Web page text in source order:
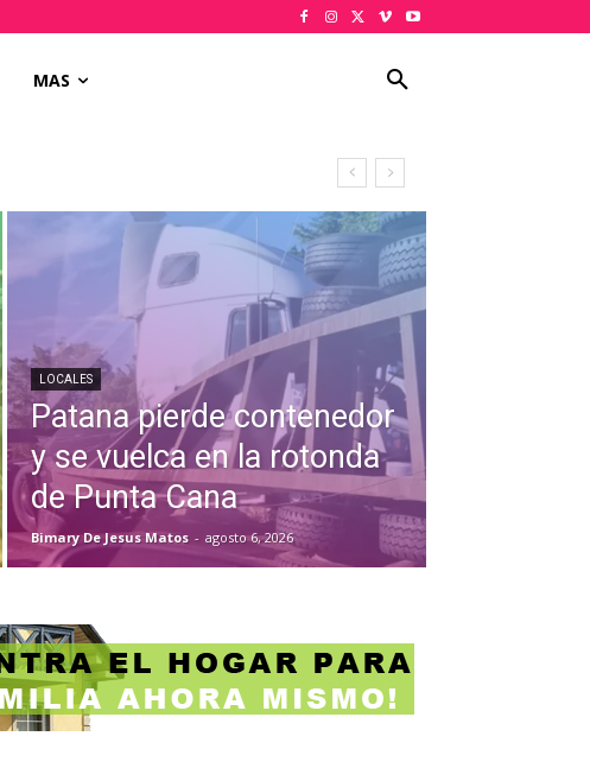
MAS
LOCALES
Patana pierde contenedor
y se vuelca en la rotonda
de Punta Cana
Bimary De Jesus Matos - agosto 6, 2026